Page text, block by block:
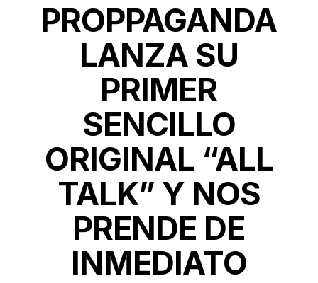
PROPPAGANDA
LANZA SU
PRIMER
SENCILLO
ORIGINAL “ALL
TALK” Y NOS
PRENDE DE
INMEDIATO